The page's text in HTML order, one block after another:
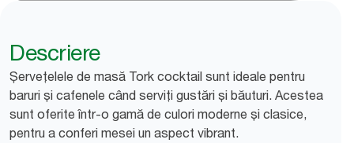
Descriere
Șervețelele de masă Tork cocktail sunt ideale pentru
baruri și cafenele când serviți gustări și băuturi. Acestea
sunt oferite într-o gamă de culori moderne și clasice,
pentru a conferi mesei un aspect vibrant.